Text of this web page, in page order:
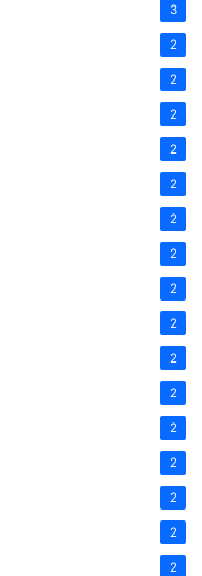
3
2
2
2
2
2
2
2
2
2
2
2
2
2
2
2
2